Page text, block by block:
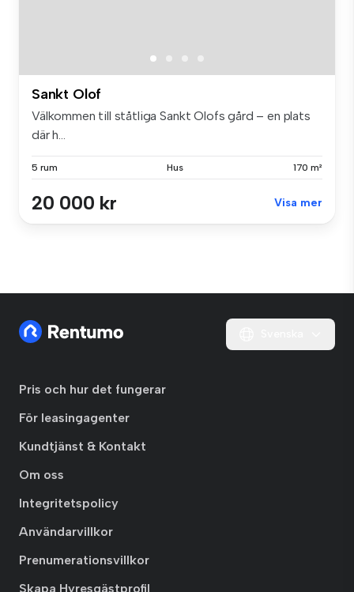
Sankt Olof
Välkommen till ståtliga Sankt Olofs gård – en plats
där h...
5 rum Hus 170 m²
20 000 kr Visa mer
Pris och hur det fungerar
För leasingagenter
Kundtjänst & Kontakt
Om oss
Integritetspolicy
Användarvillkor
Prenumerationsvillkor
Skapa Hyresgästprofil